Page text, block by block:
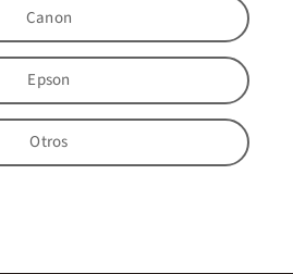
Canon
Epson
Otros